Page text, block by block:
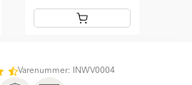
Varenummer: INWV0004